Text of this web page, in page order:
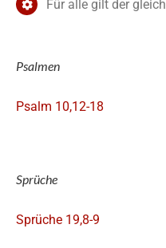
Für alle gilt der
Psalmen
Psalm 10,12-18
Sprüche
Sprüche 19,8-9